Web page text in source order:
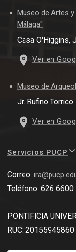
Museo de Artes
Málaga"
Casa O'Higgins,
Ver en
Museo de
Jr. Rufino
Ver en
Servicios PUCP
Correo:
Teléfono: 626
PONTIFICIA
RUC: 20155945860